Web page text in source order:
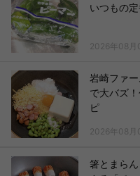
いつもの
2026年08月
岩崎ファ
で大バズ
ピ
2026年08月
箸とまら